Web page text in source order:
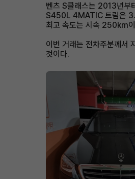
벤츠 S클래스는 2013년부
S450L 4MATIC 트림은
최고 속도는 시속 250km
이번 거래는 전차주분께서
것이다.